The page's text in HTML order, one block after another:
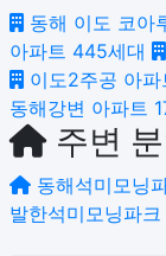
동해 이도 코아
아파트 445세대
이도2주공 아파
동해강변 아파트
주변 분
동해석미모닝
발한석미모닝파크